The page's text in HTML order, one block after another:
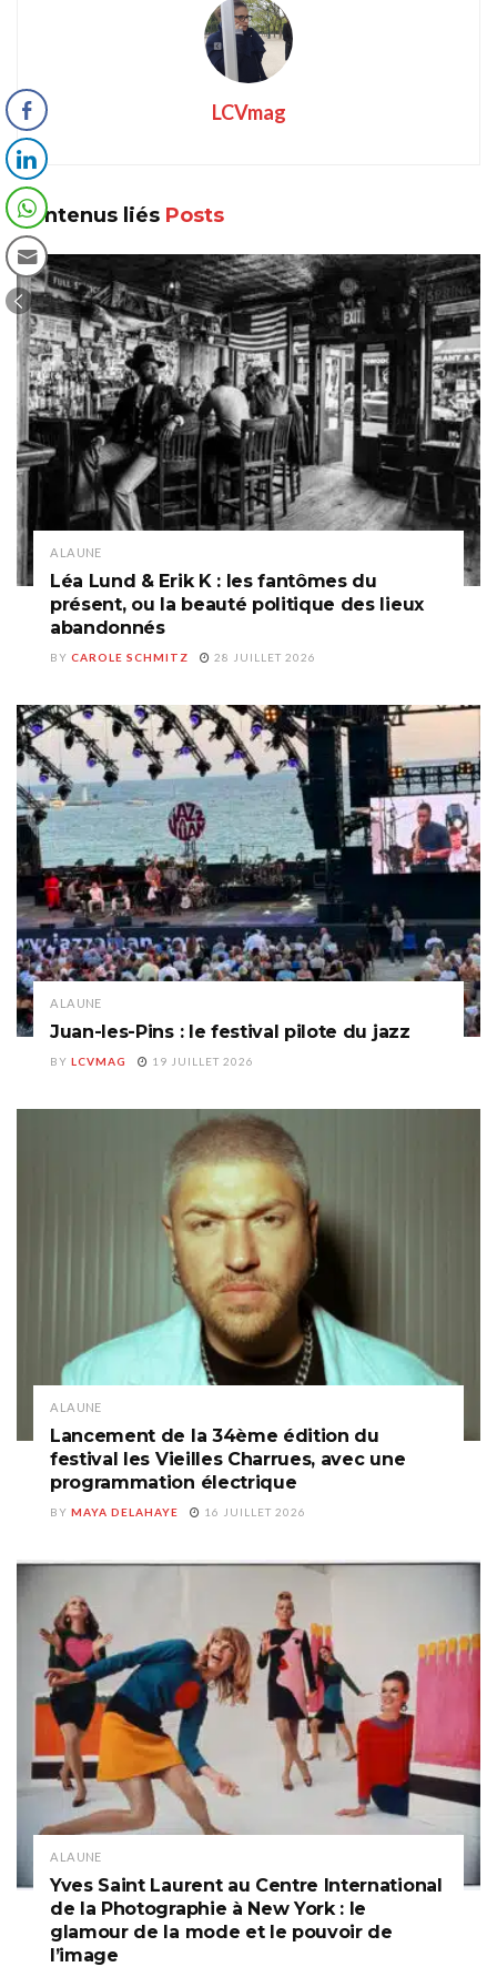
LCVmag
Contenus liés Posts
A LA UNE
Léa Lund & Erik K : les fantômes du
présent, ou la beauté politique des lieux
abandonnés
BY CAROLE SCHMITZ 28 JUILLET 2026
A LA UNE
Juan-les-Pins : le festival pilote du jazz
BY LCVMAG 19 JUILLET 2026
A LA UNE
Lancement de la 34ème édition du
festival les Vieilles Charrues, avec une
programmation électrique
BY MAYA DELAHAYE 16 JUILLET 2026
A LA UNE
Yves Saint Laurent au Centre International
de la Photographie à New York : le
glamour de la mode et le pouvoir de
l’image